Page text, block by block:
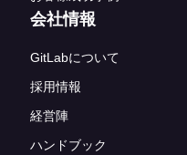
会社情報
GitLabについて
採用情報
経営陣
ハンドブック